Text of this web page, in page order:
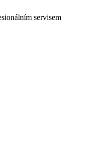
servisem